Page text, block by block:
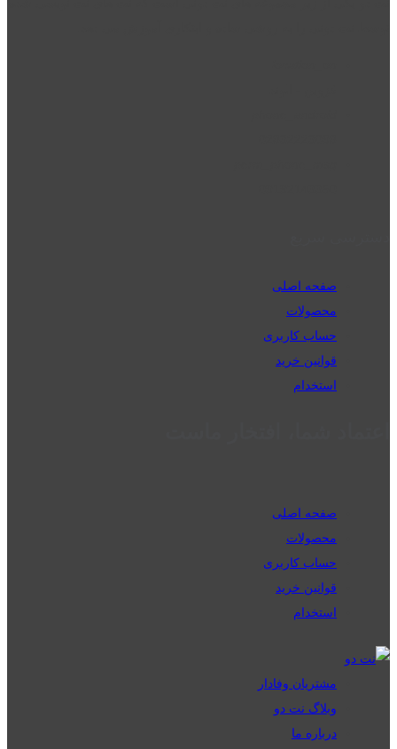
صفحه اصلی
محصولات
حساب کاربری
قوانین خرید
استخدام
صفحه اصلی
محصولات
حساب کاربری
قوانین خرید
استخدام
مشتریان وفادار
وبلاگ نت دو
درباره ما